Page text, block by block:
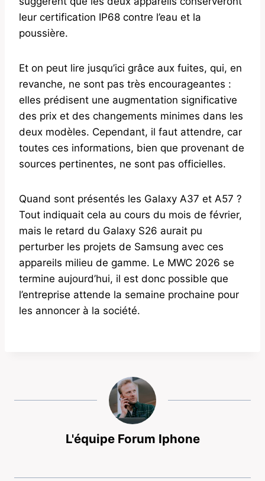
leur certification IP68 contre l’eau et la
poussière.
Et on peut lire jusqu’ici grâce aux fuites, qui, en
revanche, ne sont pas très encourageantes :
elles prédisent une augmentation significative
des prix et des changements minimes dans les
deux modèles. Cependant, il faut attendre, car
toutes ces informations, bien que provenant de
sources pertinentes, ne sont pas officielles.
Quand sont présentés les Galaxy A37 et A57 ?
Tout indiquait cela au cours du mois de février,
mais le retard du Galaxy S26 aurait pu
perturber les projets de Samsung avec ces
appareils milieu de gamme. Le MWC 2026 se
termine aujourd’hui, il est donc possible que
l’entreprise attende la semaine prochaine pour
les annoncer à la société.
L'équipe Forum Iphone